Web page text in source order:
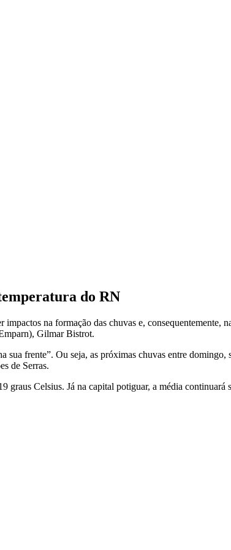
do RN
na formação das chuvas e, consequentemente,
Gilmar Bistrot.
frente”. Ou seja, as próximas chuvas entre domingo,
de Serras.
Celsius. Já na capital potiguar, a média continuará